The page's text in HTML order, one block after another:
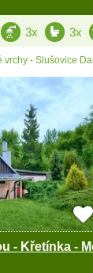
3x 3x
vrchy - Slušovice
- Křetínka -